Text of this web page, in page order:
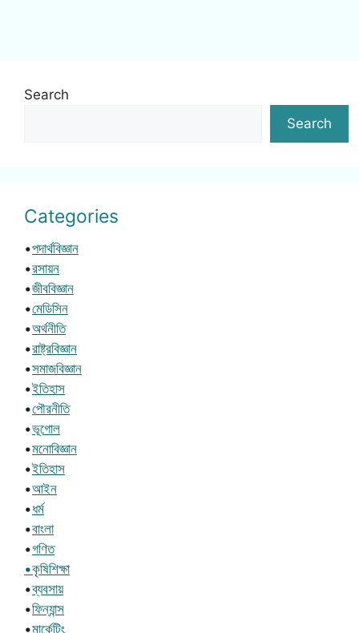
Search
Search
Categories
•পদার্থবিজ্ঞান
•রসায়ন
•জীববিজ্ঞান
•মেডিসিন
•অর্থনীতি
•রাষ্ট্রবিজ্ঞান
•সমাজবিজ্ঞান
•ইতিহাস
•পৌরনীতি
•ভূগোল
•মনোবিজ্ঞান
•ইতিহাস
•আইন
•ধর্ম
•বাংলা
•গণিত
•কৃষিশিক্ষা
•ব্যবসায়
•ফিন্যান্স
•মার্কেটিং